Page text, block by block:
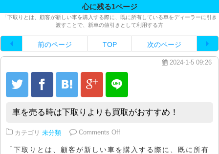
心に残る1ページ
「下取りとは、顧客が新しい車を購入する際に、既に所有している車をディーラーに引き
渡すことで、新車の値引きとして利用する方
前のページ TOP 次のページ
2024-1-5 09:26
車を売る時は下取りよりも買取がおすすめ！
カテゴリ 未分類 Comments Offon 車を売る時は下取りよりも買
「下取りとは、顧客が新しい車を購入する際に、既に所有